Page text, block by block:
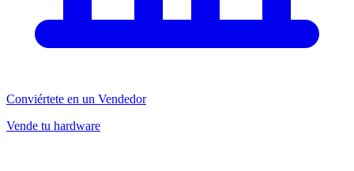
Conviértete en un Vendedor
Vende tu hardware